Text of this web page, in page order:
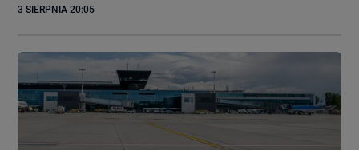
3 SIERPNIA 20:05